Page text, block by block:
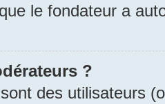
le fondateur a
?
des utilisateurs